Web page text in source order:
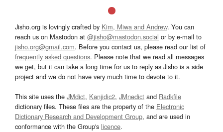
Jisho.org is lovingly crafted by Kim, Miwa and Andrew. You can
reach us on Mastodon at @jisho@mastodon.social or by e-mail to
jisho.org@gmail.com. Before you contact us, please read our list of
frequently asked questions. Please note that we read all messages
we get, but it can take a long time for us to reply as Jisho is a side
project and we do not have very much time to devote to it.
This site uses the JMdict, Kanjidic2, JMnedict and Radkfile
dictionary files. These files are the property of the Electronic
Dictionary Research and Development Group, and are used in
conformance with the Group's licence.